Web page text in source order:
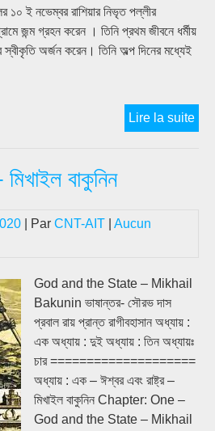
১০ ই নভেম্বর রাশিয়ার নিভৃত পল্লীর
জন্ম গ্রহন করেন । তিনি প্রথম জীবনে ধর্মীয়
স্বীকৃতি অর্জন করেন। তিনি অল্প দিনের মধ্যেই
Lire la suite
বাকুনিন
| Par CNT-AIT
Aucun
God and the State – Mikhail
Bakunin ভাষান্তর- সৌরভ দাস
প্রবাল রায় প্রান্ত রাগীবহাসান অধ্যায় :
এক অধ্যায় : দুই অধ্যায় : তিন অধ্যায়ঃ
চার ====================
অধ্যায় : এক – ঈশ্বর এবং রাষ্ট্র –
মিখাইল বাকুনিন Chapter: One –
God and the State – Mikhail